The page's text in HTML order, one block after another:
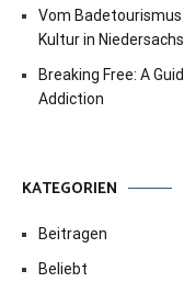
Vom Badetourismus
Kultur in
Breaking Free: A
Addiction
KATEGORIEN
Beitragen
Beliebt